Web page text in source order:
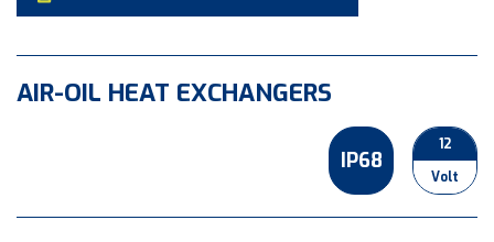
AIR-OIL HEAT EXCHANGERS
IP68
12
Volt